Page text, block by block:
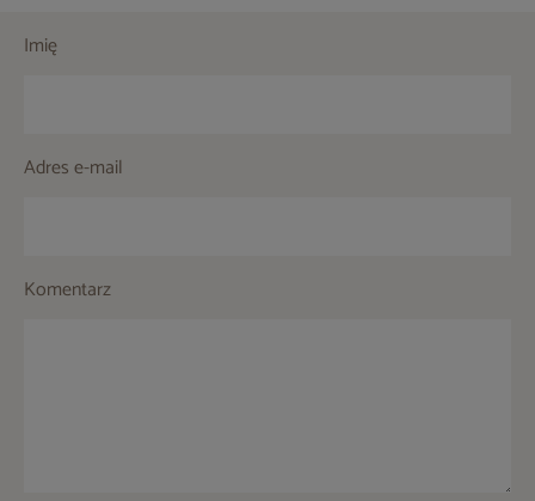
Imię
Adres e-mail
Komentarz